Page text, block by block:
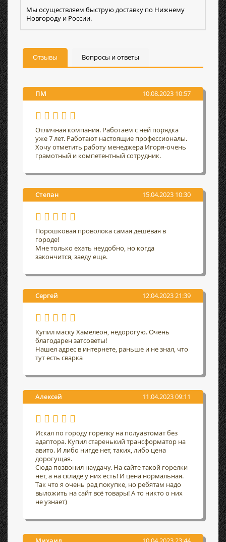
Мы осуществляем быструю доставку по Нижнему
Новгороду и России.
Отзывы Вопросы и ответы
ПМ 10.08.2023 10:57
Отличная компания. Работаем с ней порядка
уже 7 лет. Работают настоящие профессионалы.
Хочу отметить работу менеджера Игоря-очень
грамотный и компетентный сотрудник.
Степан 15.04.2023 10:30
Порошковая проволока самая дешёвая в
городе!
Мне только ехать неудобно, но когда
закончится, заеду еще.
Сергей 12.04.2023 21:39
Купил маску Хамелеон, недорогую. Очень
благодарен затсоветы!
Нашел адрес в интернете, раньше и не знал, что
тут есть сварка
Алексей 11.04.2023 09:11
Искал по городу горелку на полуавтомат без
адаптора. Купил старенький трансформатор на
авито. И либо нигде нет, таких, либо цена
дорогущая.
Сюда позвонил наудачу. На сайте такой горелки
нет, а на складе у них есть! И цена нормальная.
Так что я очень рад покупке, но ребятам надо
выложить на сайт всё товары! А то никто о них
не узнает)